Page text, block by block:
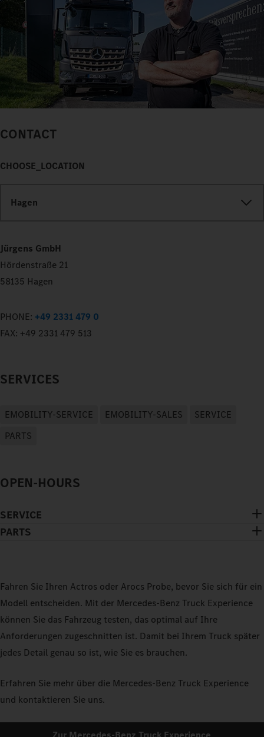
CONTACT
CHOOSE_LOCATION
Hagen
Jürgens GmbH
Hördenstraße 21
58135 Hagen
PHONE: +49 2331 479 0
FAX: +49 2331 479 513
SERVICES
EMOBILITY-SERVICE EMOBILITY-SALES
SERVICE
PARTS
OPEN-HOURS
SERVICE
PARTS
Fahren Sie Ihren Actros oder Arocs Probe, bevor Sie sich für ein
Modell entscheiden. Mit der Mercedes-Benz Truck Experience
können Sie das Fahrzeug testen, das optimal auf Ihre
Anforderungen zugeschnitten ist. Damit bei Ihrem Truck später
jedes Detail genau so ist, wie Sie es brauchen.
Erfahren Sie mehr über die Mercedes-Benz Truck Experience
und kontaktieren Sie uns.